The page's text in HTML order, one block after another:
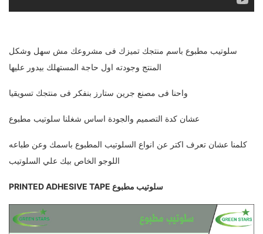
سلوتيب مطبوع باسم منتجك تميزك فى مشروعك مش سهل وشكل
المنتج وجودته اول حاجة المستهلك بيدور عليها
واحنا فى مصنع جرين ستارز بنفكر فى منتجك تسويقيا
عشان كدة التصميم والجودة اساس شغلنا سلوتيب مطبوع
كلمنا عشان تعرف اكتر عن انواع السلوتيب المطبوع باسمك وعن طباعه
اللوجو الخاص بيك علي السلوتيب
سلوتيب مطبوع PRINTED ADHESIVE TAPE